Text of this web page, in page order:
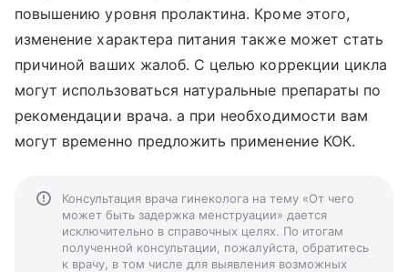
повышению уровня пролактина. Кроме этого,
изменение характера питания также может стать
причиной ваших жалоб. С целью коррекции цикла
могут использоваться натуральные препараты по
рекомендации врача. а при необходимости вам
могут временно предложить применение КОК.
Консультация врача гинеколога на тему «От чего
может быть задержка менструации» дается
исключительно в справочных целях. По итогам
полученной консультации, пожалуйста, обратитесь
к врачу, в том числе для выявления возможных